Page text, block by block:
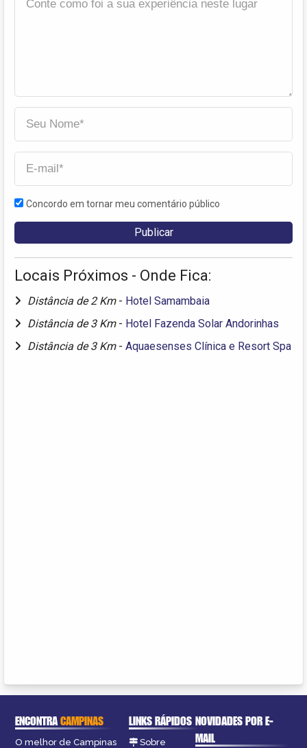
Concordo em tornar meu comentário público
Locais Próximos - Onde Fica:
Distância de 2 Km - Hotel Samambaia
Distância de 3 Km - Hotel Fazenda Solar Andorinhas
Distância de 3 Km - Aquaesenses Clínica e Resort Spa
ENCONTRACAMPINAS
O melhor de Campinas
LINKS RÁPIDOS
Sobre
NOVIDADES POR E-
MAIL